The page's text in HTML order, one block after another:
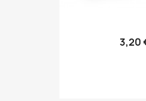
3,20